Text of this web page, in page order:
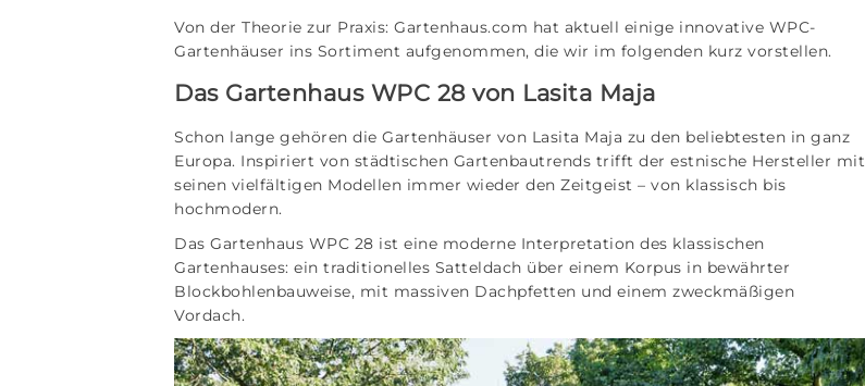
Von der Theorie zur Praxis: Gartenhaus.com hat aktuell einige innovative WPC-
Gartenhäuser ins Sortiment aufgenommen, die wir im folgenden kurz vorstellen.
Das Gartenhaus WPC 28 von Lasita Maja
Schon lange gehören die Gartenhäuser von Lasita Maja zu den beliebtesten in ganz
Europa. Inspiriert von städtischen Gartenbautrends trifft der estnische Hersteller mit
seinen vielfältigen Modellen immer wieder den Zeitgeist – von klassisch bis
hochmodern.
Das Gartenhaus WPC 28 ist eine moderne Interpretation des klassischen
Gartenhauses: ein traditionelles Satteldach über einem Korpus in bewährter
Blockbohlenbauweise, mit massiven Dachpfetten und einem zweckmäßigen
Vordach.